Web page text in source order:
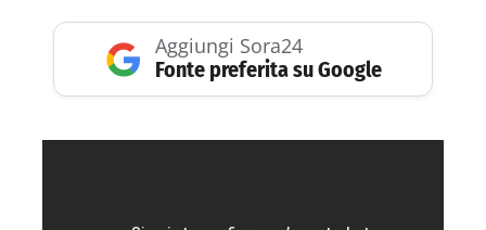
Aggiungi Sora24
Fonte preferita su Google